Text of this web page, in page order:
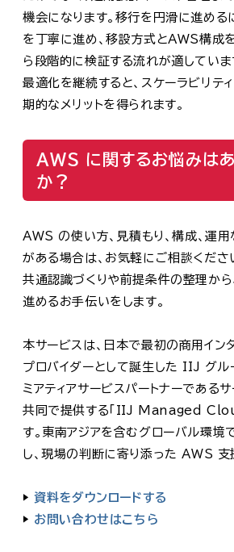
機会になります。移行を円滑に進める
を丁寧に進め、移設方式とAWS構成
ら段階的に検証する流れが適していま
最適化を継続すると、スケーラビリテ
期的なメリットを得られます。
AWS に関するお悩みは
か？
AWS の使い方、見積もり、構成、運
がある場合は、お気軽にご相談くださ
共通認識づくりや前提条件の整理から
進めるお手伝いをします。
本サービスは、日本で最初の商用イン
プロバイダーとして誕生した IIJ グル
ミアティアサービスパートナーである
共同で提供する「IIJ Managed
す。東南アジアを含むグローバル環境
し、現場の判断に寄り添った AWS 支
▶資料をダウンロードする
▶ お問い合わせはこちら